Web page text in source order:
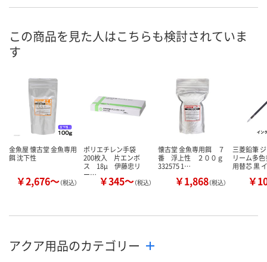
号
お届け日
メーカー都合により
販売停止中です
カゴへ
販売停止中
この商品を見た人はこちらも検討されていま
す
金魚屋 懐古堂 金魚専用
餌 沈下性
￥2,676～（税込）
ポリエチレン手袋
200枚入 片エンボ
ス 18μ 伊藤忠リ
ー… ￥345～（税込）
懐古堂 金魚専用餌 ７
番 浮上性 ２００ｇ
332575 1…
￥1,868（税込）
三菱鉛筆
リーム多
用替芯 黒
￥
アクア用品のカテゴリー